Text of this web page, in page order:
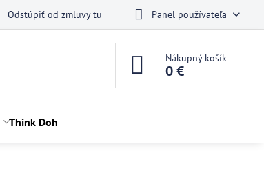
Odstúpiť od zmluvy tu Panel používateľa
Nákupný košík
0 €
Think Doh